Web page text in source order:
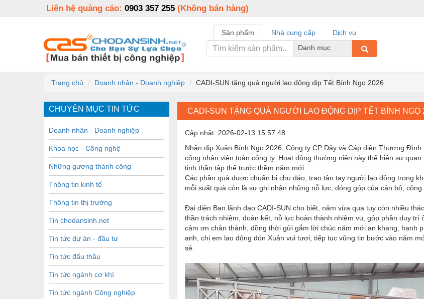
Liên hệ quảng cáo: 0903 357 255 (Không bán hàng)
Sản phẩm Nhà cung cấp
Dịch vụ
Danh mục
Trang chủ Doanh nhân - Doanh nghiệp CADI-SUN tặng quà người lao động dịp Tết Bính Ngọ 2026
CHUYÊN MỤC TIN TỨC
Doanh nhân - Doanh nghiệp
Khoa học - Công nghệ
Những gương thành công
Thông tin kinh tế
Thông tin thị trường
Tin chodansinh.net
Tin tức dự án - đầu tư
Tin tức đấu thầu
Tin tức ngành cơ khí
Tin tức ngành Công nghiệp
CADI-SUN TẶNG QUÀ NGƯỜI LAO ĐỘNG DỊP TẾT BÍNH NGỌ
Cập nhật: 2026-02-13 15:57:48
Nhân dịp Xuân Bính Ngọ 2026, Công ty CP Dây và Cáp điện Thượng
công nhân viên toàn công ty. Hoạt động thường niên này thể hiện sự
tinh thần tập thể trước thềm năm mới.
Các phần quà được chuẩn bị chu đáo, trao tận tay người lao động trong
mỗi suất quà còn là sự ghi nhận những nỗ lực, đóng góp của cán bộ,
Đại diện Ban lãnh đạo CADI-SUN cho biết, năm vừa qua tuy còn nhiều
thần trách nhiệm, đoàn kết, nỗ lực hoàn thành nhiệm vụ, góp phần duy
cảm ơn chân thành, đồng thời gửi gắm lời chúc năm mới an khang, hạnh
anh, chị em lao động đón Xuân vui tươi, tiếp tục vững tin bước vào năm
sẻ.